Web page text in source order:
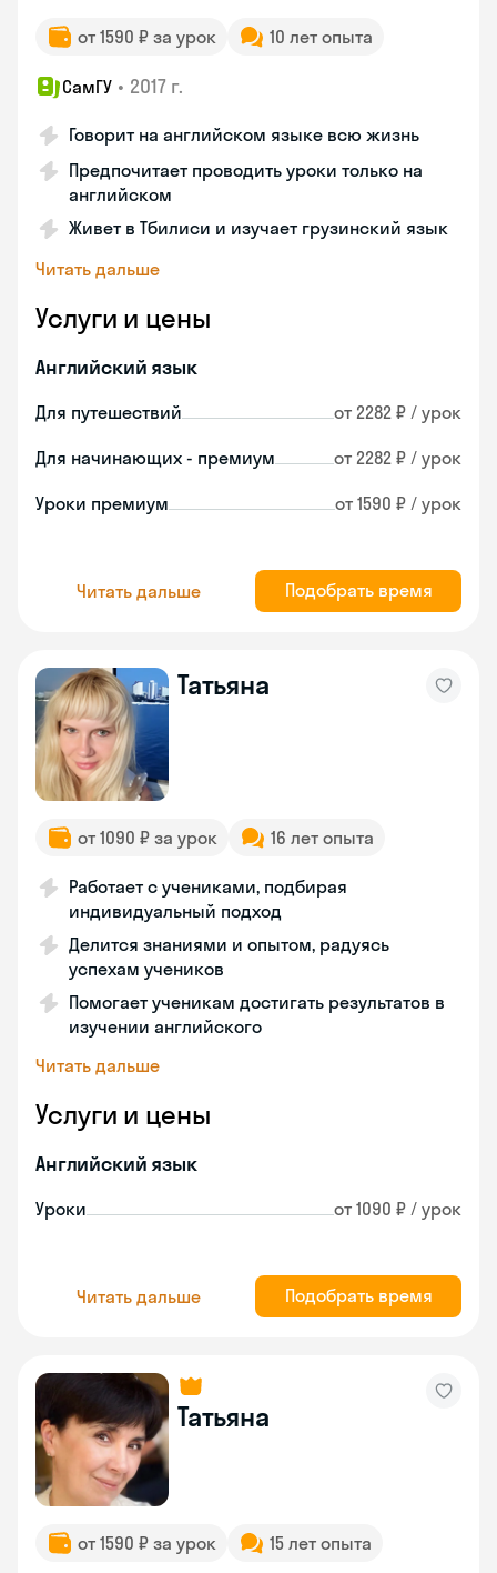
от 1590 ₽ за урок 10 лет опыта
СамГУ • 2017 г.
Говорит на английском языке всю жизнь
Предпочитает проводить уроки только на
английском
Живет в Тбилиси и изучает грузинский язык
Читать дальше
Услуги и цены
Английский язык
Для путешествий от 2282 ₽ / урок
Для начинающих - премиум от 2282 ₽ / урок
Уроки премиум от 1590 ₽ / урок
Читать дальше Подобрать время
Татьяна
от 1090 ₽ за урок 16 лет опыта
Работает с учениками, подбирая
индивидуальный подход
Делится знаниями и опытом, радуясь
успехам учеников
Помогает ученикам достигать результатов в
изучении английского
Читать дальше
Услуги и цены
Английский язык
Уроки от 1090 ₽ / урок
Читать дальше Подобрать время
Татьяна
от 1590 ₽ за урок 15 лет опыта